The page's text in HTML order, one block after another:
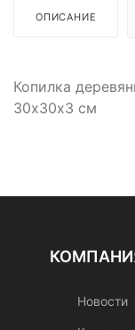
ОПИСАНИЕ
Копилка
30х30х3 см
Новости